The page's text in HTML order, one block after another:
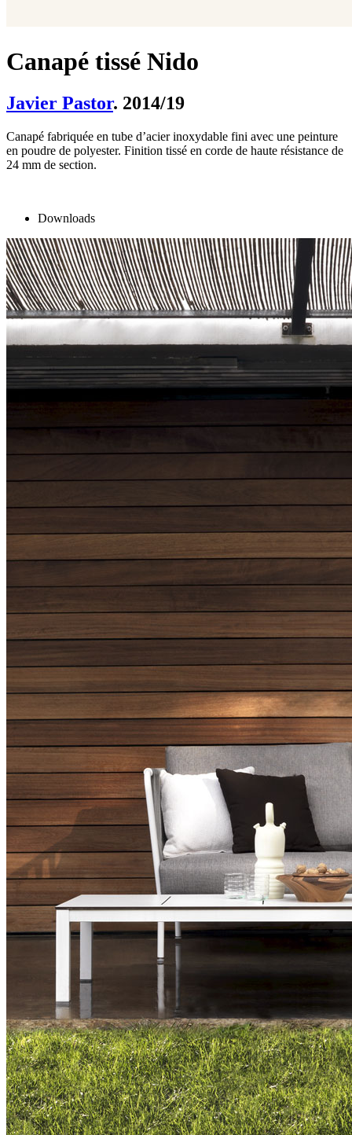
Canapé tissé Nido
Javier Pastor. 2014/19
Canapé fabriquée en tube d’acier inoxydable fini avec une peinture
en poudre de polyester. Finition tissé en corde de haute résistance de
24 mm de section.
Downloads